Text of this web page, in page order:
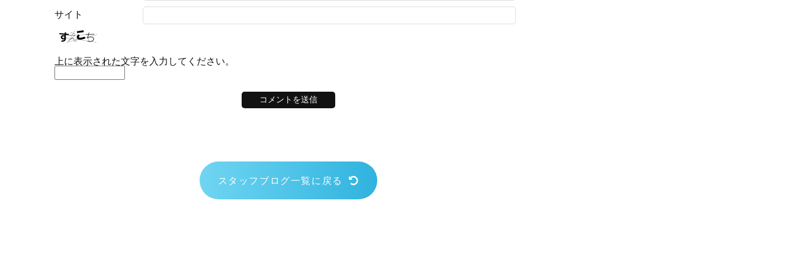
サイト
上に表示された文字を入力してください。
スタッフブログ一覧に戻る